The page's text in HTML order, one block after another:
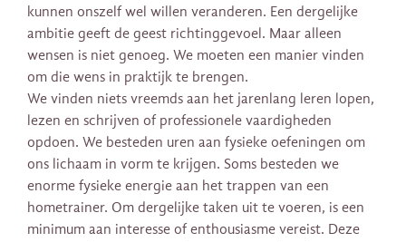
kunnen onszelf wel willen veranderen. Een dergelijke
ambitie geeft de geest richtinggevoel. Maar alleen
wensen is niet genoeg. We moeten een manier vinden
om die wens in praktijk te brengen.
We vinden niets vreemds aan het jarenlang leren lopen,
lezen en schrijven of professionele vaardigheden
opdoen. We besteden uren aan fysieke oefeningen om
ons lichaam in vorm te krijgen. Soms besteden we
enorme fysieke energie aan het trappen van een
hometrainer. Om dergelijke taken uit te voeren, is een
minimum aan interesse of enthousiasme vereist. Deze